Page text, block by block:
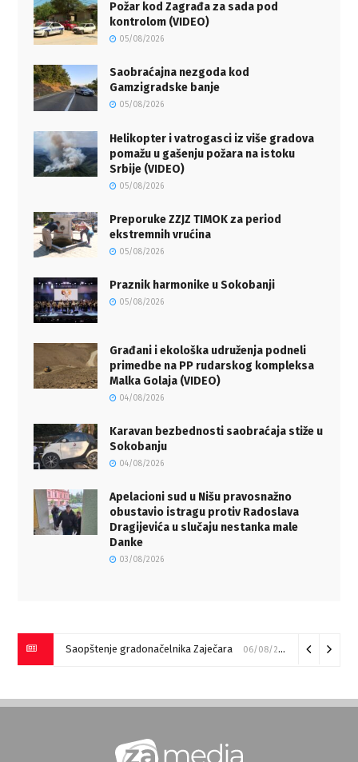
Požar kod Zagrađa za sada pod
kontrolom (VIDEO)
05/08/2026
Saobraćajna nezgoda kod
Gamzigradske banje
05/08/2026
Helikopter i vatrogasci iz više gradova
pomažu u gašenju požara na istoku
Srbije (VIDEO)
05/08/2026
Preporuke ZZJZ TIMOK za period
ekstremnih vrućina
05/08/2026
Praznik harmonike u Sokobanji
05/08/2026
Građani i ekološka udruženja podneli
primedbe na PP rudarskog kompleksa
Malka Golaja (VIDEO)
04/08/2026
Karavan bezbednosti saobraćaja stiže u
Sokobanju
04/08/2026
Apelacioni sud u Nišu pravosnažno
obustavio istragu protiv Radoslava
Dragijevića u slučaju nestanka male
Danke
03/08/2026
Saopštenje gradonačelnika Zaječara 06/08/2026